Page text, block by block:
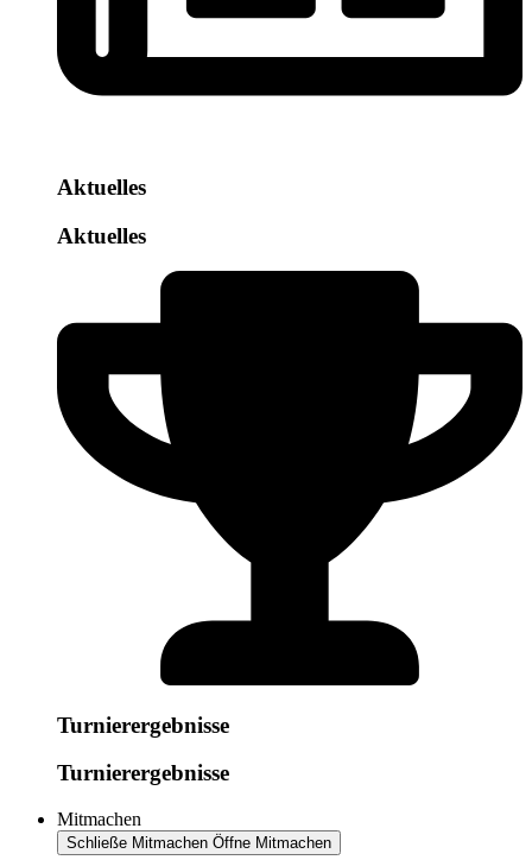
Aktuelles
Aktuelles
Turnierergebnisse
Turnierergebnisse
Mitmachen
Schließe Mitmachen Öffne Mitmachen